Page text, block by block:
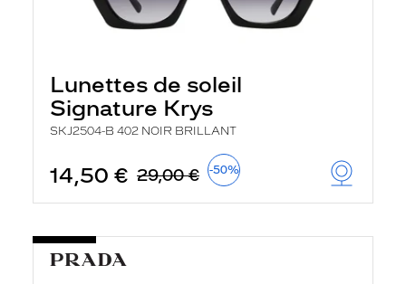
Lunettes de soleil
Signature Krys
SKJ2504-B 402 NOIR BRILLANT
14,50 € 29,00 € -50%